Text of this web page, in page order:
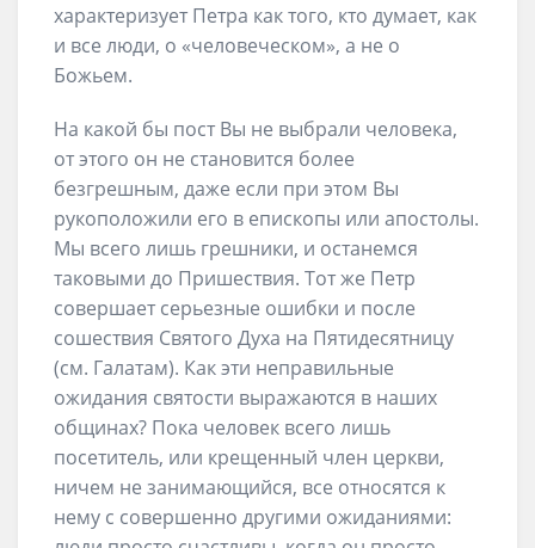
характеризует Петра как того, кто думает, как
и все люди, о «человеческом», а не о
Божьем.
На какой бы пост Вы не выбрали человека,
от этого он не становится более
безгрешным, даже если при этом Вы
рукоположили его в епископы или апостолы.
Мы всего лишь грешники, и останемся
таковыми до Пришествия. Тот же Петр
совершает серьезные ошибки и после
сошествия Святого Духа на Пятидесятницу
(см. Галатам). Как эти неправильные
ожидания святости выражаются в наших
общинах? Пока человек всего лишь
посетитель, или крещенный член церкви,
ничем не занимающийся, все относятся к
нему с совершенно другими ожиданиями: